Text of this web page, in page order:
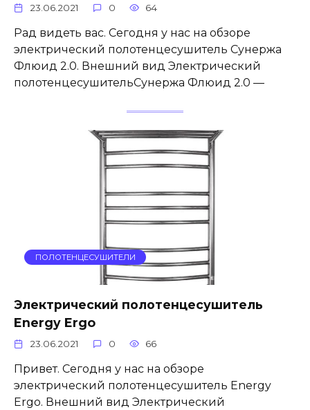
23.06.2021 0 64
Рад видеть вас. Сегодня у нас на обзоре
электрический полотенцесушитель Сунержа
Флюид 2.0. Внешний вид Электрический
полотенцесушительСунержа Флюид 2.0 —
ПОЛОТЕНЦЕСУШИТЕЛИ
Электрический полотенцесушитель
Energy Ergo
23.06.2021 0 66
Привет. Сегодня у нас на обзоре
электрический полотенцесушитель Energy
Ergo. Внешний вид Электрический